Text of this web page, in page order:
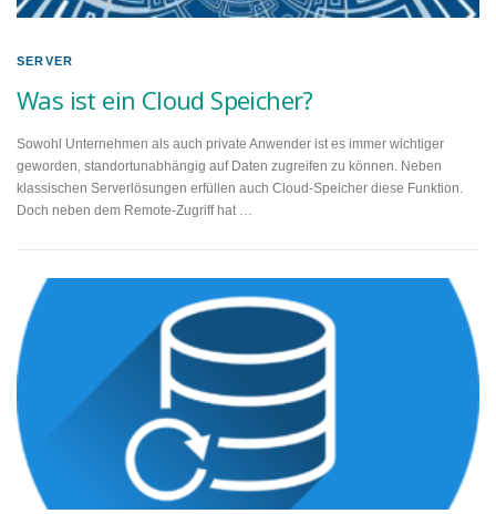
SERVER
Was ist ein Cloud Speicher?
Sowohl Unternehmen als auch private Anwender ist es immer wichtiger
geworden, standortunabhängig auf Daten zugreifen zu können. Neben
klassischen Serverlösungen erfüllen auch Cloud-Speicher diese Funktion.
Doch neben dem Remote-Zugriff hat …